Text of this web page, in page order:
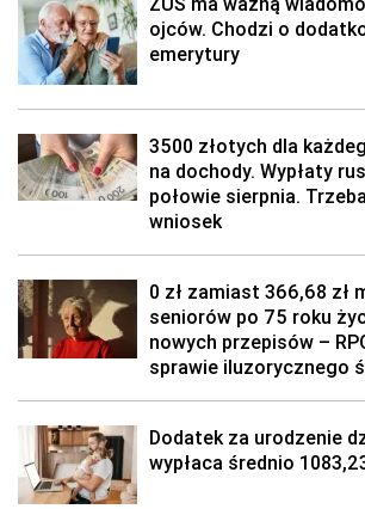
ojców. Chodzi o
emerytury
3500 złotych dla
na dochody. Wypłaty
połowie sierpnia.
wniosek
0 zł zamiast 366,68 zł
seniorów po 75 roku
nowych przepisów –
sprawie iluzorycznego
Dodatek za urodzenie
wypłaca średnio